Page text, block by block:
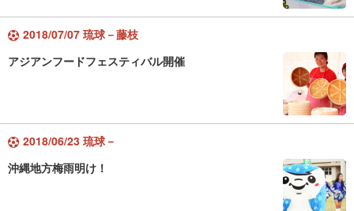
2018/07/07 琉球－藤枝
アジアンフードフェスティバル開催
2018/06/23 琉球－
沖縄地方梅雨明け！